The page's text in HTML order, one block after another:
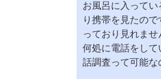
お風呂に入って
り携帯を見たの
っており見れま
何処に電話をし
話調査って可能な